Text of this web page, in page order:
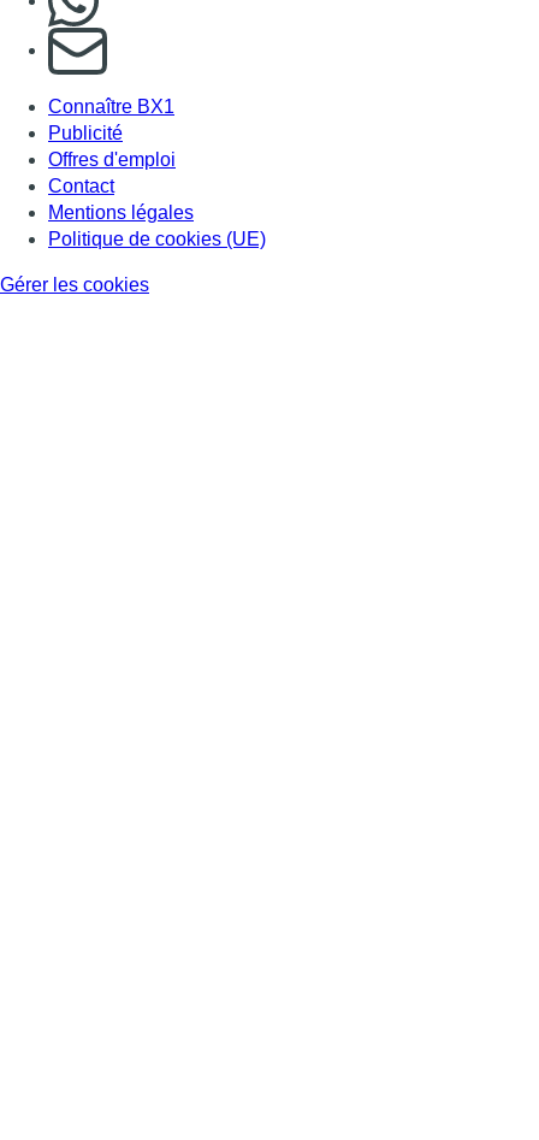
S'abonner à notre newsletter
Connaître BX1
Publicité
Offres d'emploi
Contact
Mentions légales
Politique de cookies (UE)
Gérer les cookies